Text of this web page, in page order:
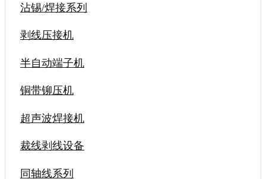
沾锡/焊接系列
剥线压接机
半自动端子机
铜带铆压机
超声波焊接机
裁线剥线设备
同轴线系列